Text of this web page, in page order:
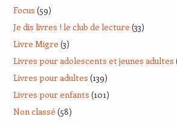
Focus (59)
Je dis livres ! le club de lecture (33)
Livre Migre (3)
Livres pour adolescents et jeunes adultes
Livres pour adultes (139)
Livres pour enfants (101)
Non classé (58)